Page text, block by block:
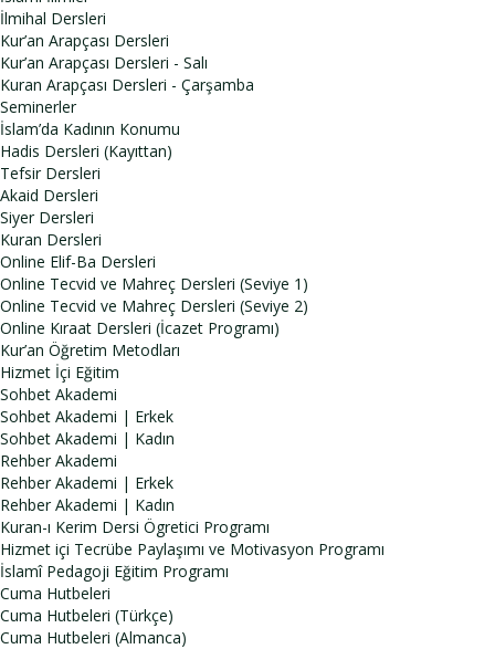
İlmihal Dersleri
Kur’an Arapçası Dersleri
Kur’an Arapçası Dersleri - Salı
Kuran Arapçası Dersleri - Çarşamba
Seminerler
İslam’da Kadının Konumu
Hadis Dersleri (Kayıttan)
Tefsir Dersleri
Akaid Dersleri
Siyer Dersleri
Kuran Dersleri
Online Elif-Ba Dersleri
Online Tecvid ve Mahreç Dersleri (Seviye 1)
Online Tecvid ve Mahreç Dersleri (Seviye 2)
Online Kıraat Dersleri (İcazet Programı)
Kur’an Öğretim Metodları
Hizmet İçi Eğitim
Sohbet Akademi
Sohbet Akademi | Erkek
Sohbet Akademi | Kadın
Rehber Akademi
Rehber Akademi | Erkek
Rehber Akademi | Kadın
Kuran-ı Kerim Dersi Ögretici Programı
Hizmet içi Tecrübe Paylaşımı ve Motivasyon Programı
İslamî Pedagoji Eğitim Programı
Cuma Hutbeleri
Cuma Hutbeleri (Türkçe)
Cuma Hutbeleri (Almanca)